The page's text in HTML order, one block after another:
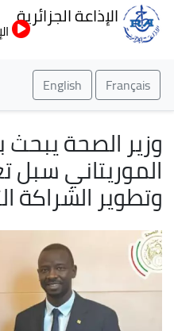
الإذاعة الجزائرية
Français
English
وزير الصحة يبحث
الموريتاني سبل
وتطوير الشراكة